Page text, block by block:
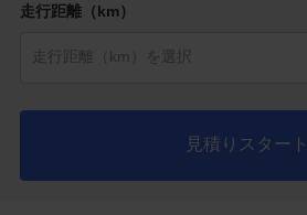
走行距離（km）
見積りスタート